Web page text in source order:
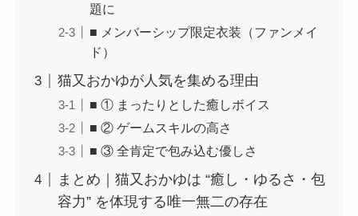
題に
■ メンバーシップ限定衣装（ファンメイ
ド）
猫又おかゆが人気を集める理由
■ ① まったりとした癒しボイス
■ ② ゲームスキルの高さ
■ ③ 全肯定で包み込む優しさ
まとめ｜猫又おかゆは “癒し・ゆるさ・包
容力” を体現する唯一無二の存在